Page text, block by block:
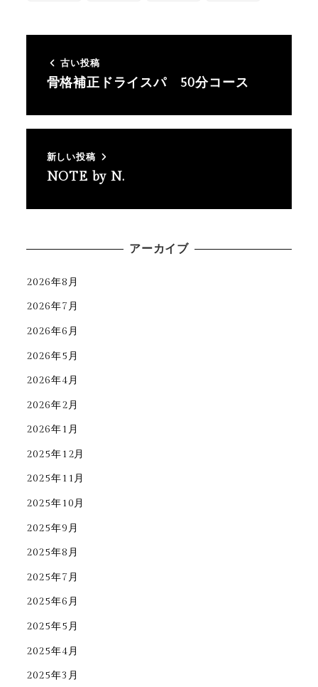
古い投稿
骨格補正ドライスパ 50分コース
新しい投稿
NOTE by N.
アーカイブ
2026年8月
2026年7月
2026年6月
2026年5月
2026年4月
2026年2月
2026年1月
2025年12月
2025年11月
2025年10月
2025年9月
2025年8月
2025年7月
2025年6月
2025年5月
2025年4月
2025年3月